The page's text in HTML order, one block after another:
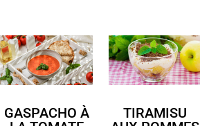
GASPACHO À
TIRAMISU